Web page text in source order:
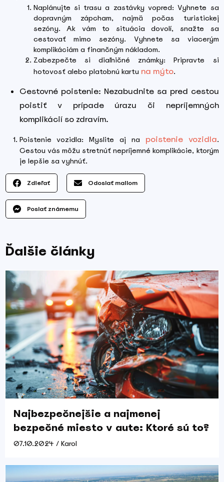
Naplánujte si trasu a zastávky vopred: Vyhnete sa
dopravným zápcham, najmä počas turistickej
sezóny. Ak vám to situácia dovolí, snažte sa
cestovať mimo sezóny. Vyhnete sa viacerým
komplikáciám a finančným nákladom.
Zabezpečte si diaľničné známky: Pripravte si
hotovosť alebo platobnú kartu na mýto.
Cestovné poistenie: Nezabudnite sa pred cestou
poistiť v prípade úrazu či nepríjemných
komplikácií so zdravím.
Poistenie vozidla: Myslite aj na poistenie vozidla.
Cestou vás môžu stretnúť nepríjemné komplikácie, ktorým
je lepšie sa vyhnúť.
Zdieľať Odoslať mailom
Poslať známemu
Ďalšie články
Najbezpečnejšie a najmenej
bezpečné miesto v aute: Ktoré sú to?
07.10.2024 / Karol